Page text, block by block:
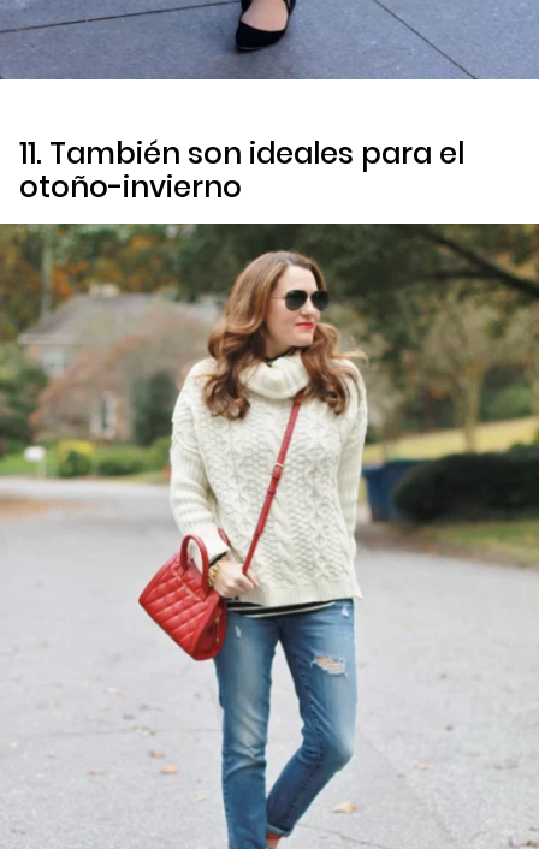
11. También son ideales para el
otoño-invierno